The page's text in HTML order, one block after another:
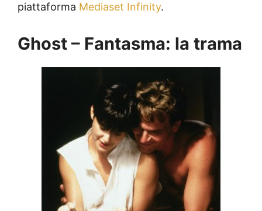
piattaforma Mediaset Infinity.
Ghost – Fantasma: la trama